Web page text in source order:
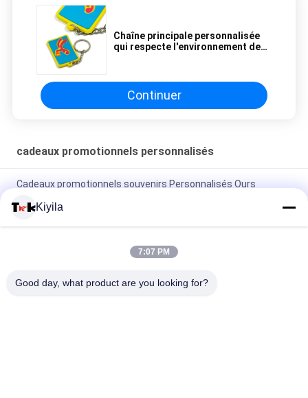
Chaîne principale personnalisée
qui respecte l'environnement de
Continuer
cadeaux promotionnels personnalisés
Cadeaux promotionnels souvenirs Personnalisés Ours
TPU Oekotex colorés
logo Keychains de broderie de l'or 3D de 2.5cm
de bande dessinée
Kiyila
7:07 PM
Good day, what product are you looking for?